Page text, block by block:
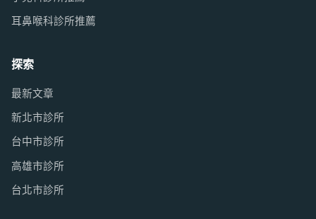
耳鼻喉科診所推薦
探索
最新文章
新北市診所
台中市診所
高雄市診所
台北市診所